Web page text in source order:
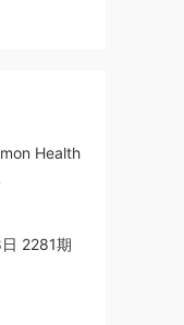
Health
2281期